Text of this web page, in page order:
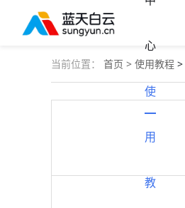
心
使
用
教
当前位置： 首页 > 使用教程 >